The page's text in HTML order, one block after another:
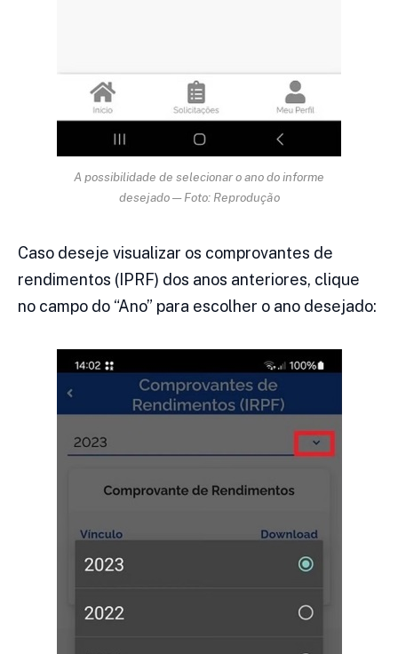
A possibilidade de selecionar o ano do informe
desejado — Foto: Reprodução
Caso deseje visualizar os comprovantes de
rendimentos (IPRF) dos anos anteriores, clique
no campo do “Ano” para escolher o ano desejado: